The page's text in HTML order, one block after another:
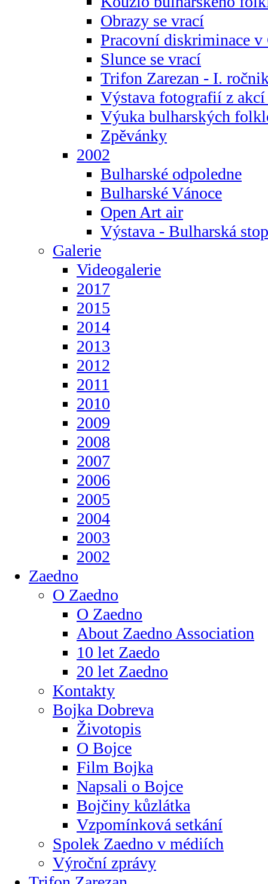
Obrazy se vrací
Pracovní diskriminace
Slunce se vrací
Trifon Zarezan - I.
Výstava fotografií z akcí
Výuka bulharských
Zpěvánky
2002
Bulharské odpoledne
Bulharské Vánoce
Open Art air
Výstava - Bulharská
Galerie
Videogalerie
2017
2015
2014
2013
2012
2011
2010
2009
2008
2007
2006
2005
2004
2003
2002
Zaedno
O Zaedno
O Zaedno
About Zaedno Association
10 let Zaedo
20 let Zaedno
Kontakty
Bojka Dobreva
Životopis
O Bojce
Film Bojka
Napsali o Bojce
Bojčiny kůzlátka
Vzpomínková setkání
Spolek Zaedno v médiích
Výroční zprávy